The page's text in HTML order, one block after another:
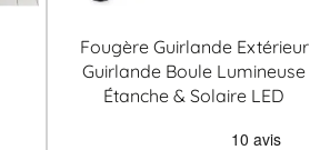
Fougère Guirlande Extérieur
Guirlande Boule Lumineuse
Étanche & Solaire LED